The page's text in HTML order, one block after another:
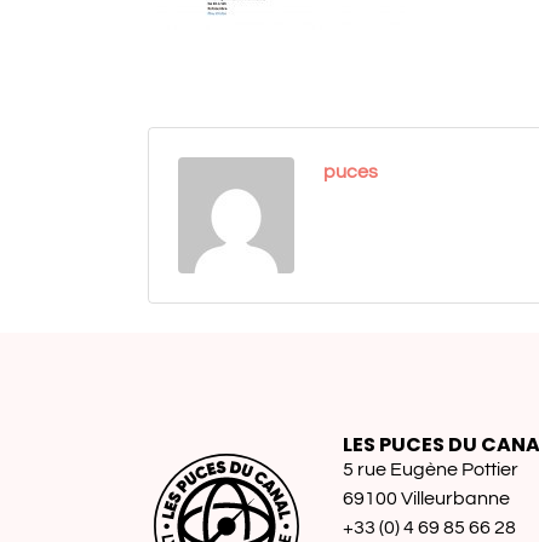
puces
LES PUCES DU
5 rue Eugène Pottier
69100 Villeurbanne
+33 (0) 4 69 85 66 28